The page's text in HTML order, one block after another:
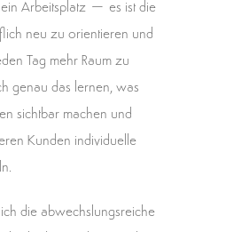
Arbeitsplatz – es ist die
neu zu orientieren und
Tag mehr Raum zu
genau das lernen, was
sichtbar machen und
Kunden individuelle
die abwechslungsreiche